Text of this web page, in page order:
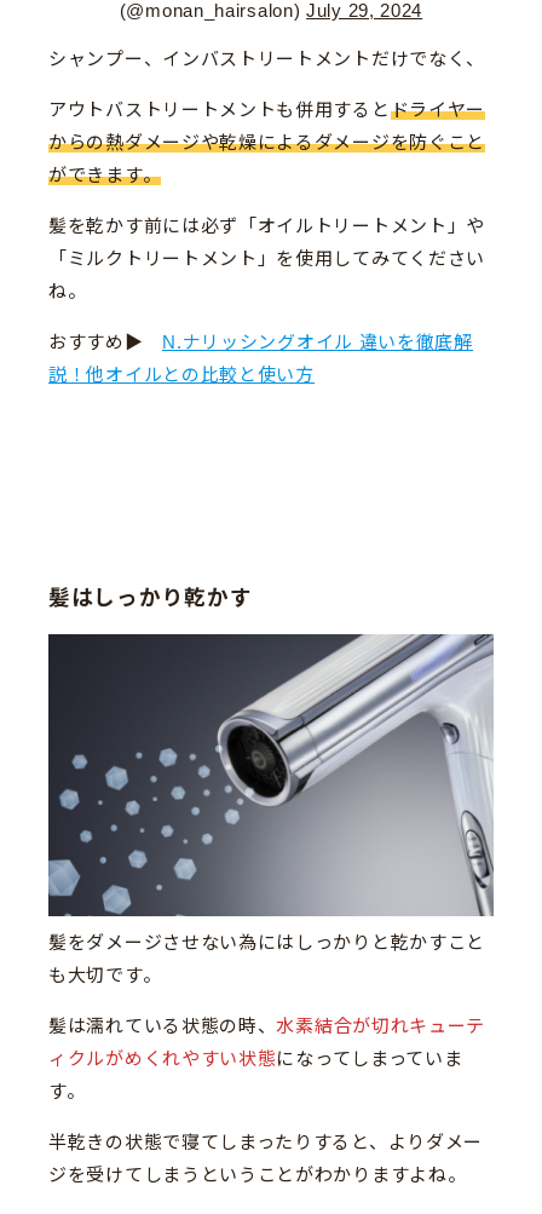
(@monan_hairsalon)July 29, 2024
シャンプー、インバストリートメントだけでなく、
アウトバストリートメントも併用するとドライヤー
からの熱ダメージや乾燥によるダメージを防ぐこと
ができます。
髪を乾かす前には必ず「オイルトリートメント」や
「ミルクトリートメント」を使用してみてください
ね。
おすすめ▶︎ N.ナリッシングオイル 違いを徹底解
説！他オイルとの比較と使い方
髪はしっかり乾かす
髪をダメージさせない為にはしっかりと乾かすこと
も大切です。
髪は濡れている状態の時、水素結合が切れキューテ
ィクルがめくれやすい状態になってしまっていま
す。
半乾きの状態で寝てしまったりすると、よりダメー
ジを受けてしまうということがわかりますよね。